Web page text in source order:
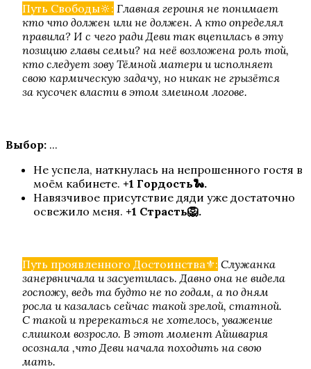
Пси
Путь Свободы🔆: Главная героиня не понимает
кто что должен или не должен. А кто определял
правила? И с чего ради Деви так вцепилась в эту
позицию главы семьи? на неё возложена роль той,
кто следует зову Тёмной матери и исполняет
свою кармическую задачу, но никак не грызётся
за кусочек власти в этом змеином логове.
Выбор: ...
Не успела, наткнулась на непрошенного гостя в
моём кабинете. +1 Гордость🐍.
Навязчивое присутствие дяди уже достаточно
освежило меня. +1 Страсть🦁.
Путь проявленного Достоинства⚜️: Служанка
занервничала и засуетилась. Давно она не видела
госпожу, ведь та будто не по годам, а по дням
росла и казалась сейчас такой зрелой, статной.
С такой и пререкаться не хотелось, уважение
слишком возросло. В этот момент Айшвария
осознала ,что Деви начала походить на свою
мать.